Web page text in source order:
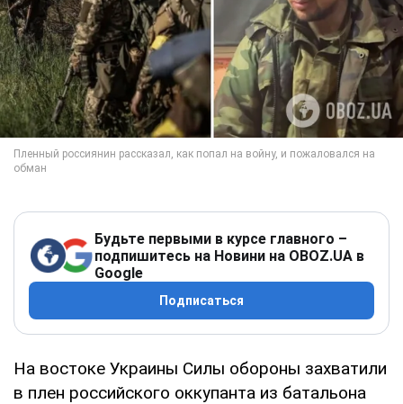
Будьте первыми в курсе главного –
подпишитесь на Новини на OBOZ.UA в
Google
Подписаться
На востоке Украины Силы обороны захватили
в плен российского оккупанта из батальона